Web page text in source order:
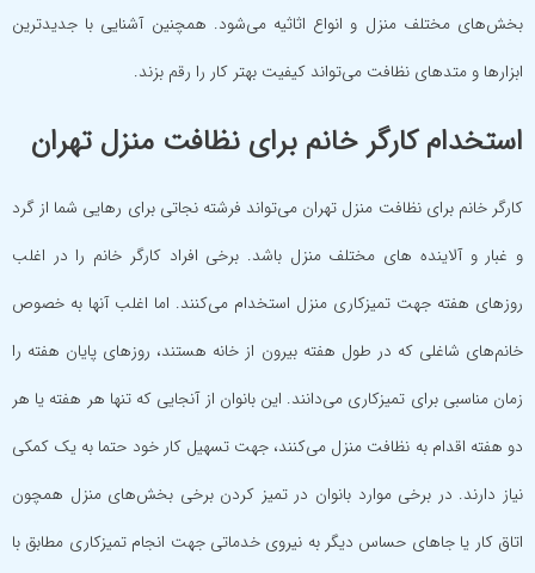
بخش‌های مختلف منزل و انواع اثاثیه می‌شود. همچنین آشنایی با جدیدترین
ابزارها و متدهای نظافت می‌تواند کیفیت بهتر کار را رقم بزند.
استخدام کارگر خانم برای نظافت منزل تهران
کارگر خانم برای نظافت منزل تهران می‌تواند فرشته نجاتی برای رهایی شما از گرد
و غبار و آلاینده های مختلف منزل باشد. برخی افراد کارگر خانم را در اغلب
روزهای هفته جهت تمیزکاری منزل استخدام می‌کنند. اما اغلب آنها به خصوص
خانم‌های شاغلی که در طول هفته بیرون از خانه هستند، روزهای پایان هفته را
زمان مناسبی برای تمیزکاری می‌دانند. این بانوان از آنجایی که تنها هر هفته یا هر
دو هفته اقدام به نظافت منزل می‌کنند، جهت تسهیل کار خود حتما به یک کمکی
نیاز دارند. در برخی موارد بانوان در تمیز کردن برخی بخش‌های منزل همچون
اتاق کار یا جاهای حساس دیگر به نیروی خدماتی جهت انجام تمیزکاری مطابق با